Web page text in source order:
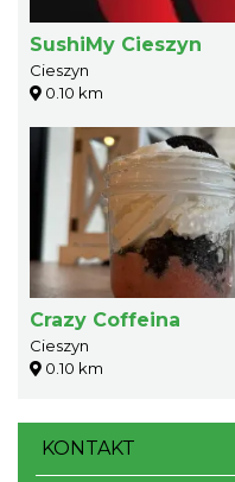
SushiMy Cieszyn
Cieszyn
0.10 km
Crazy Coffeina
Cieszyn
0.10 km
KONTAKT